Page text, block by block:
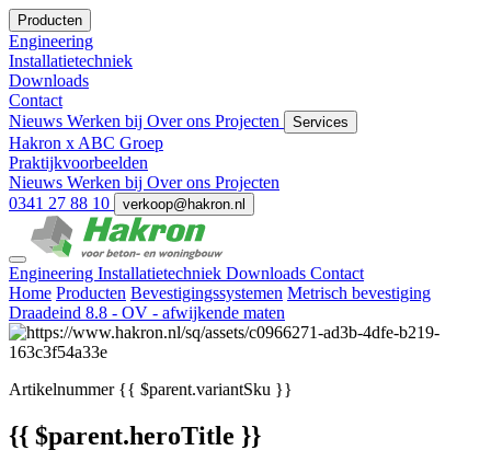
Producten
Engineering
Installatietechniek
Downloads
Contact
Nieuws Werken bij Over ons Projecten Services
Hakron x ABC Groep
Praktijkvoorbeelden
Nieuws Werken bij Over ons Projecten
0341 27 88 10
verkoop@hakron.nl
Engineering Installatietechniek Downloads Contact
Home Producten Bevestigingssystemen Metrisch bevestiging
Draadeind 8.8 - OV - afwijkende maten
Artikelnummer{{ $parent.variantSku }}
{{ $parent.heroTitle }}